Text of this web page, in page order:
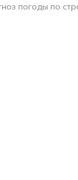
погоды по